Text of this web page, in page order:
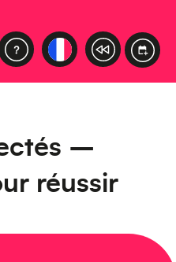
–
réussir